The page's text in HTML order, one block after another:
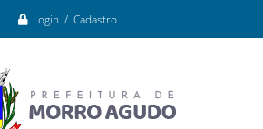
Login / Cadastro